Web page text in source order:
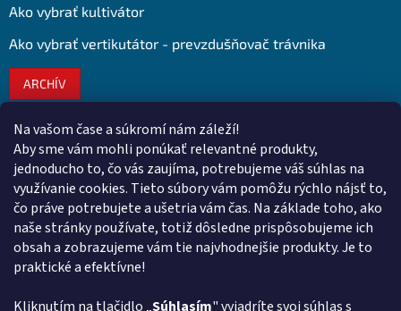
Na vašom čase a súkromí nám záleží!
Aby sme vám mohli ponúkať relevantné produkty,
jednoducho to, čo vás zaujíma, potrebujeme váš súhlas na
využívanie cookies. Tieto súbory vám pomôžu rýchlo nájsť to,
čo práve potrebujete a ušetria vám čas. Na základe toho, ako
naše stránky používate, totiž dôsledne prispôsobujeme ich
obsah a zobrazujeme vám tie najvhodnejšie produkty. Je to
praktické a efektívne!
Kliknutím na tlačidlo „Súhlasím" vyjadríte svoj súhlas s
Ako vybrať kultivátor
Ako vybrať vertikutátor - prevzdušňovač trávnika
ARCHÍV
Kontakt
obchod@ euroshopy.sk
0911 931 019
0911 931 019
Facebook Euroshopy